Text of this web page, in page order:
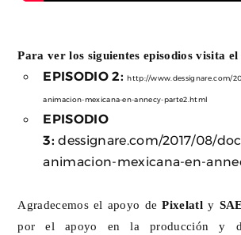
Para ver los siguientes episodios visita el
EPISODIO 2:http://www.dessignare.com/
animacion-mexicana-en-annecy-parte2.html
EPISODIO
3:dessignare.com/2017/08/
animacion-mexicana-en-
Agradecemos el apoyo dePixelatly
por el apoyo en la producción y